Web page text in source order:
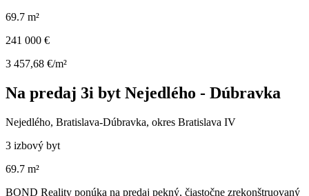
69.7 m²
241 000 €
3 457,68 €/m²
Na predaj 3i byt Nejedlého - Dúbravka
Nejedlého, Bratislava-Dúbravka, okres Bratislava IV
3 izbový byt
69.7 m²
BOND Reality ponúka na predaj pekný, čiastočne zrekonštruovaný